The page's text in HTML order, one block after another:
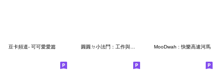
豆卡頻道- 可可愛愛篇 MooDwah : 快樂高速河馬